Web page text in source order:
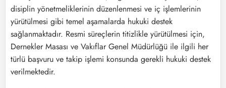
disiplin yönetmeliklerinin düzenlenmesi ve iç işlemlerinin
yürütülmesi gibi temel aşamalarda hukuki destek
sağlanmaktadır. Resmi süreçlerin titizlikle yürütülmesi için,
Dernekler Masası ve Vakıflar Genel Müdürlüğü ile ilgili her
türlü başvuru ve takip işlemi konsunda gerekli hukuki destek
verilmektedir.